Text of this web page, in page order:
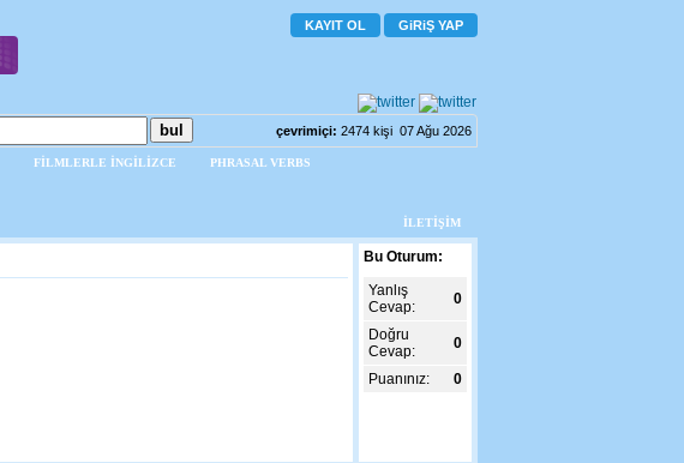
KAYIT OL GiRiŞ YAP
çevrimiçi: 2474 kişi 07 Ağu 2026
FİLMLERLE İNGİLİZCE PHRASAL VERBS
İLETİŞİM
Bu Oturum:
Yanlış
Cevap:
0
Doğru
Cevap:
0
Puanınız: 0